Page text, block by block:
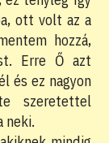
ott volt az a
hozzá,
Erre Ő azt
és ez nagyon
szeretettel
neki.